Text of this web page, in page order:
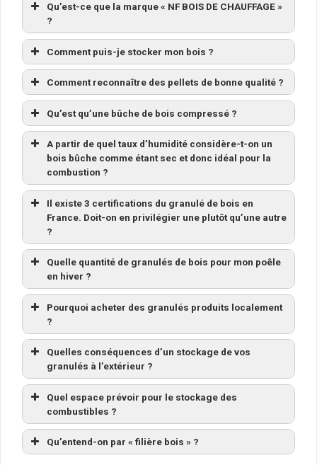
Qu’est-ce que la marque « NF BOIS DE CHAUFFAGE »
?
Comment puis-je stocker mon bois ?
Comment reconnaître des pellets de bonne qualité ?
Qu’est qu’une bûche de bois compressé ?
A partir de quel taux d’humidité considère-t-on un
bois bûche comme étant sec et donc idéal pour la
combustion ?
Il existe 3 certifications du granulé de bois en
France. Doit-on en privilégier une plutôt qu’une autre
?
Quelle quantité de granulés de bois pour mon poêle
en hiver ?
Pourquoi acheter des granulés produits localement
?
Quelles conséquences d’un stockage de vos
granulés à l’extérieur ?
Quel espace prévoir pour le stockage des
combustibles ?
Qu’entend-on par « filière bois » ?